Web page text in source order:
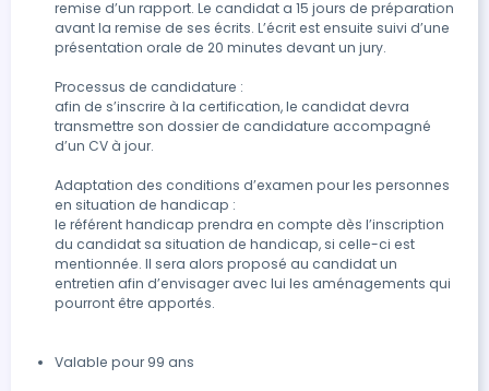
remise d’un rapport. Le candidat a 15 jours de préparation
avant la remise de ses écrits. L’écrit est ensuite suivi d’une
présentation orale de 20 minutes devant un jury.
Processus de candidature :
afin de s’inscrire à la certification, le candidat devra
transmettre son dossier de candidature accompagné
d’un CV à jour.
Adaptation des conditions d’examen pour les personnes
en situation de handicap :
le référent handicap prendra en compte dès l’inscription
du candidat sa situation de handicap, si celle-ci est
mentionnée. Il sera alors proposé au candidat un
entretien afin d’envisager avec lui les aménagements qui
pourront être apportés.
Valable pour 99 ans